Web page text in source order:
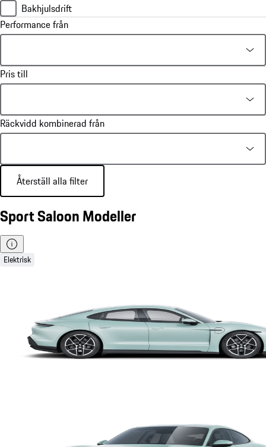
Bakhjulsdrift
Performance från
Pris till
Räckvidd kombinerad från
Återställ alla filter
Sport Saloon Modeller
Elektrisk